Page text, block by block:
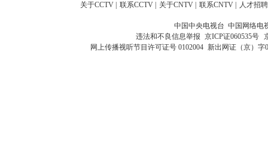
关于CCTV 联系CCTV 关于CNTV 联系CNTV 人才招聘
中国中央电视台 中国网络电
违法和不良信息举报 京ICP证060535号
网上传播视听节目许可证号 0102004 新出网证（京）